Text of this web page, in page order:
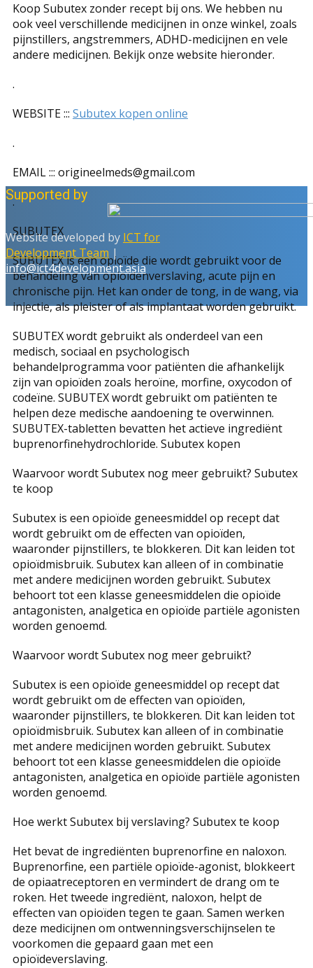
Koop Subutex zonder recept bij ons. We hebben nu
ook veel verschillende medicijnen in onze winkel, zoals
pijnstillers, angstremmers, ADHD-medicijnen en vele
andere medicijnen. Bekijk onze website hieronder.
.
WEBSITE ::: Subutex kopen online
.
EMAIL ::: origineelmeds@gmail.com
.
SUBUTEX
SUBUTEX is een opioïde die wordt gebruikt voor de
behandeling van opioïdenverslaving, acute pijn en
chronische pijn. Het kan onder de tong, in de wang, via
injectie, als pleister of als implantaat worden gebruikt.
SUBUTEX wordt gebruikt als onderdeel van een
medisch, sociaal en psychologisch
behandelprogramma voor patiënten die afhankelijk
zijn van opioïden zoals heroïne, morfine, oxycodon of
codeïne. SUBUTEX wordt gebruikt om patiënten te
helpen deze medische aandoening te overwinnen.
SUBUTEX-tabletten bevatten het actieve ingrediënt
buprenorfinehydrochloride. Subutex kopen
Waarvoor wordt Subutex nog meer gebruikt? Subutex
te koop
Subutex is een opioïde geneesmiddel op recept dat
wordt gebruikt om de effecten van opioïden,
waaronder pijnstillers, te blokkeren. Dit kan leiden tot
opioïdmisbruik. Subutex kan alleen of in combinatie
met andere medicijnen worden gebruikt. Subutex
behoort tot een klasse geneesmiddelen die opioïde
antagonisten, analgetica en opioïde partiële agonisten
worden genoemd.
Waarvoor wordt Subutex nog meer gebruikt?
Subutex is een opioïde geneesmiddel op recept dat
wordt gebruikt om de effecten van opioïden,
waaronder pijnstillers, te blokkeren. Dit kan leiden tot
opioïdmisbruik. Subutex kan alleen of in combinatie
met andere medicijnen worden gebruikt. Subutex
behoort tot een klasse geneesmiddelen die opioïde
antagonisten, analgetica en opioïde partiële agonisten
worden genoemd.
Hoe werkt Subutex bij verslaving? Subutex te koop
Het bevat de ingrediënten buprenorfine en naloxon.
Buprenorfine, een partiële opioïde-agonist, blokkeert
de opiaatreceptoren en vermindert de drang om te
roken. Het tweede ingrediënt, naloxon, helpt de
effecten van opioïden tegen te gaan. Samen werken
deze medicijnen om ontwenningsverschijnselen te
voorkomen die gepaard gaan met een
opioïdeverslaving.
Supported by
Website developed by ICT for
Development Team |
info@ict4development.asia